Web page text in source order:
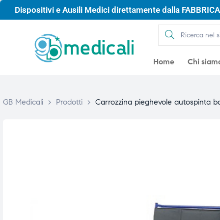
Dispositivi e Ausili Medici direttamente dalla
Home Chi
GB Medicali > Prodotti > Carrozzina pieghevole autospinta